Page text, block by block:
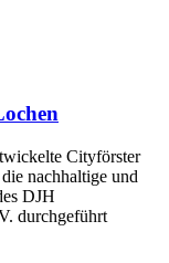
Cityförster
nachhaltige und
DJH
durchgeführt